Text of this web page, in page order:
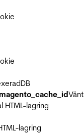
HTML-lagring
lagring